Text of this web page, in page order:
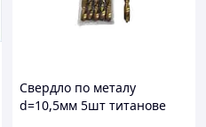
Свердло по металу
d=10,5мм 5шт титанове